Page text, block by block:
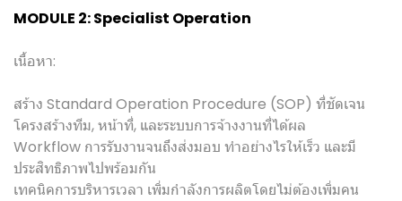
MODULE 2: Specialist Operation
เนื้อหา:
สร้าง Standard Operation Procedure (SOP) ที่ชัดเจน
โครงสร้างทีม, หน้าที่, และระบบการจ้างงานที่ได้ผล
Workflow การรับงานจนถึงส่งมอบ ทำอย่างไรให้เร็ว และมี
ประสิทธิภาพไปพร้อมกัน
เทคนิคการบริหารเวลา เพิ่มกำลังการผลิตโดยไม่ต้องเพิ่มคน